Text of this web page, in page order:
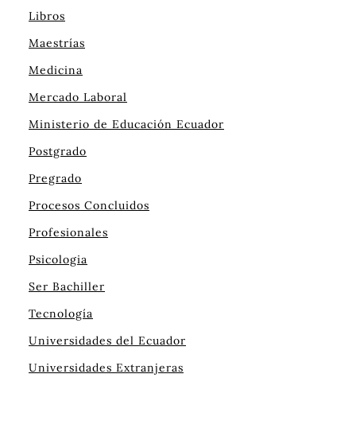
Libros
Maestrías
Medicina
Mercado Laboral
Ministerio de Educación Ecuador
Postgrado
Pregrado
Procesos Concluidos
Profesionales
Psicologia
Ser Bachiller
Tecnología
Universidades del Ecuador
Universidades Extranjeras